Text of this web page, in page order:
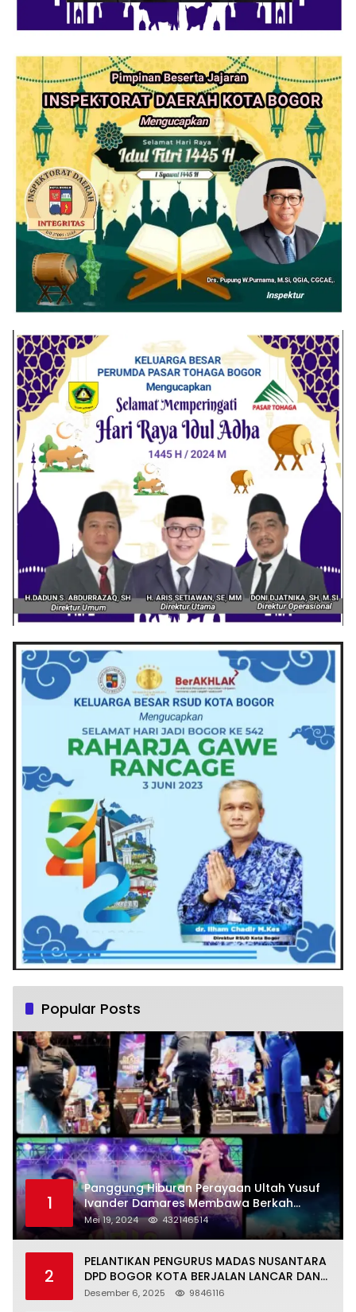
Popular Posts
1
Panggung Hiburan Perayaan Ultah Yusuf
Ivander Damares Membawa Berkah
Warga Kejapanan
Mei 19, 2024 432146514
2
PELANTIKAN PENGURUS MADAS NUSANTARA
DPD BOGOR KOTA BERJALAN LANCAR DAN
KHIDMAT
Desember 6, 2025 9846116